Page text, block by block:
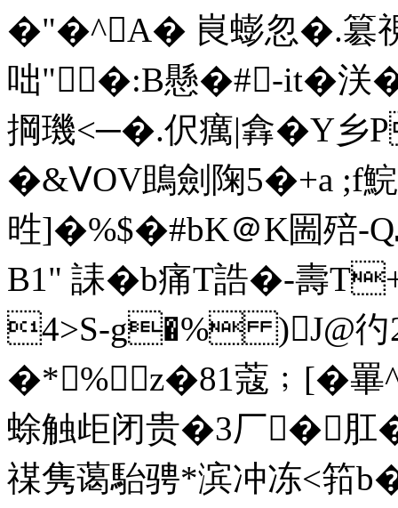
�"�^A� 峎蟛忽�.簒
咄" �:B懸�#-it�浂
掆璣<─�.伬癘|搻�Y
�&ⅤOV鴡劍陱5�+a ;f
甠]�%$�#bK＠K圌殕-Q
B1" 誄�b痛T誥�-壽
4>S-g�% )J@彴
�*%z�81蔻﹔[�
蜍触歫闭贵�3厂�肛
禖隽蔼駘骋*滨冲冻<筘